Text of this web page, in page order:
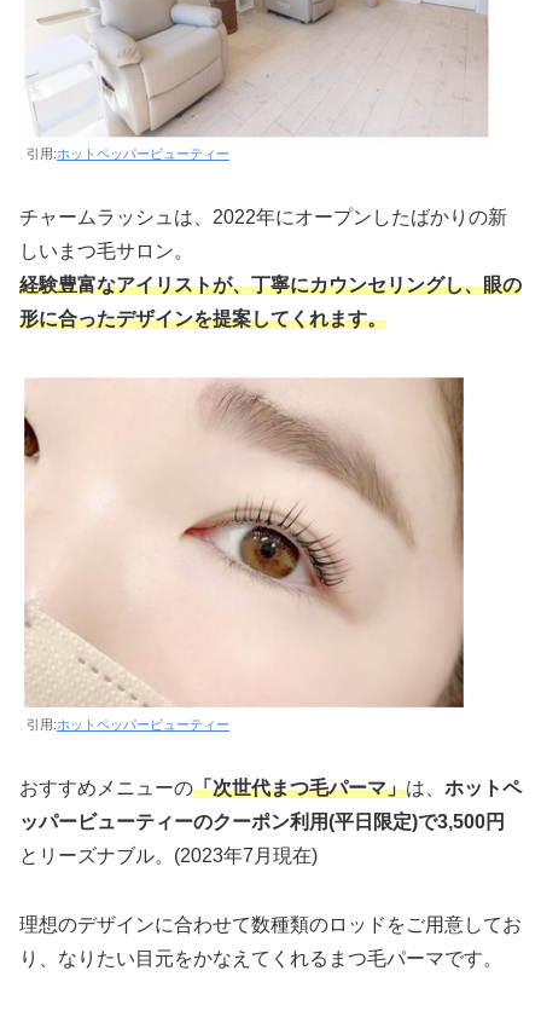
引用:ホットペッパービューティー
チャームラッシュは、2022年にオープンしたばかりの新
しいまつ毛サロン。
経験豊富なアイリストが、丁寧にカウンセリングし、眼の
形に合ったデザインを提案してくれます。
引用:ホットペッパービューティー
おすすめメニューの「次世代まつ毛パーマ」は、 ホットペ
ッパービューティーのクーポン利用(平日限定)で3,500円
とリーズナブル。(2023年7月現在)
理想のデザインに合わせて数種類のロッドをご用意してお
り、なりたい目元をかなえてくれるまつ毛パーマです。